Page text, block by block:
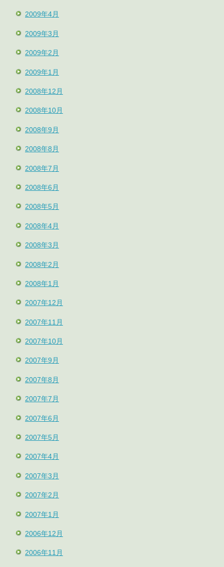
2009年4月
2009年3月
2009年2月
2009年1月
2008年12月
2008年10月
2008年9月
2008年8月
2008年7月
2008年6月
2008年5月
2008年4月
2008年3月
2008年2月
2008年1月
2007年12月
2007年11月
2007年10月
2007年9月
2007年8月
2007年7月
2007年6月
2007年5月
2007年4月
2007年3月
2007年2月
2007年1月
2006年12月
2006年11月